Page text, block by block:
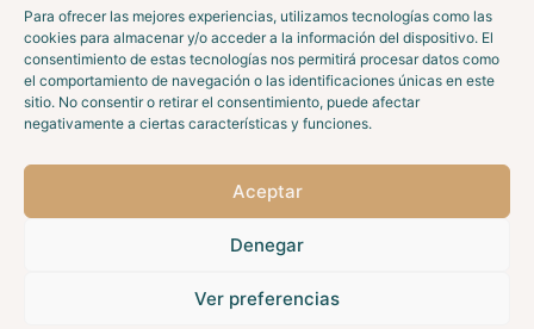
Para ofrecer las mejores experiencias, utilizamos tecnologías como las
cookies para almacenar y/o acceder a la información del dispositivo. El
consentimiento de estas tecnologías nos permitirá procesar datos como
el comportamiento de navegación o las identificaciones únicas en este
sitio. No consentir o retirar el consentimiento, puede afectar
negativamente a ciertas características y funciones.
Aceptar
Denegar
Ver preferencias